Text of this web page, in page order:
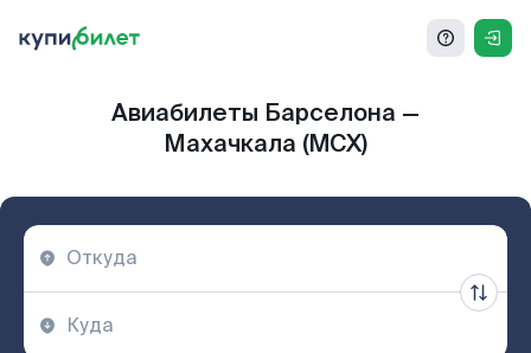
Авиабилеты Барселона —
Махачкала (MCX)